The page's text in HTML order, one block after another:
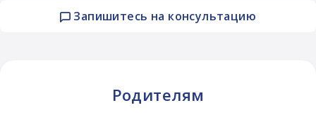
Запишитесь на консультацию
Родителям